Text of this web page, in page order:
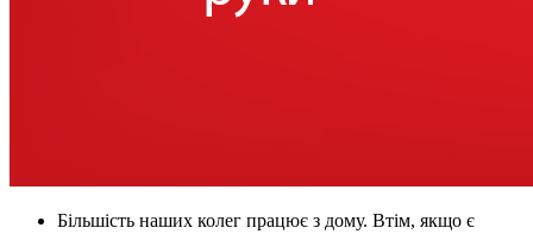
Більшість наших колег працює з дому. Втім, якщо є